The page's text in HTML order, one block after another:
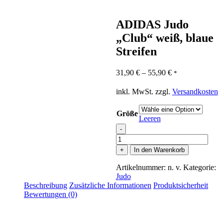
ADIDAS Judo
„Club“ weiß, blaue
Streifen
31,90 €– 55,90 € *
inkl. MwSt. zzgl. Versandkosten
Größe
Leeren
-
ADIDAS
Judo
"Club"
weiß,
blaue
Streifen
Menge
+ In den Warenkorb
Artikelnummer: n. v. Kategorie:
Judo
Beschreibung Zusätzliche Informationen Produktsicherheit
Bewertungen (0)